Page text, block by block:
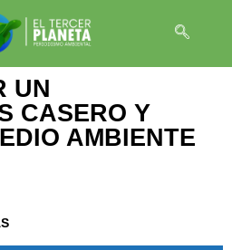
UN
CASERO Y
AMBIENTE